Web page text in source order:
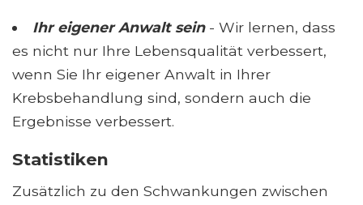
Ihr eigener Anwalt sein- Wir lernen, dass
es nicht nur Ihre Lebensqualität verbessert,
wenn Sie Ihr eigener Anwalt in Ihrer
Krebsbehandlung sind, sondern auch die
Ergebnisse verbessert.
Statistiken
Zusätzlich zu den Schwankungen zwischen